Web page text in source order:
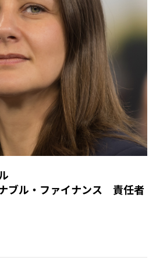
ブル・ファイナンス 責任者